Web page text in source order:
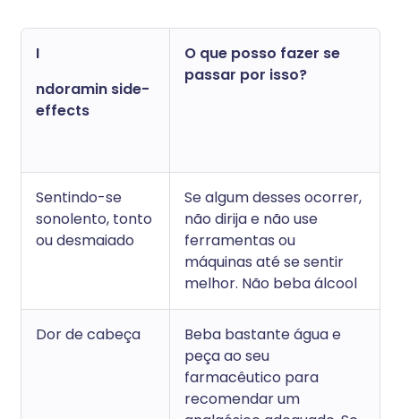
I
ndoramin side-
effects
O que posso fazer se
passar por isso?
Sentindo-se
sonolento, tonto
ou desmaiado
Se algum desses ocorrer,
não dirija e não use
ferramentas ou
máquinas até se sentir
melhor. Não beba álcool
Dor de cabeça
Beba bastante água e
peça ao seu
farmacêutico para
recomendar um